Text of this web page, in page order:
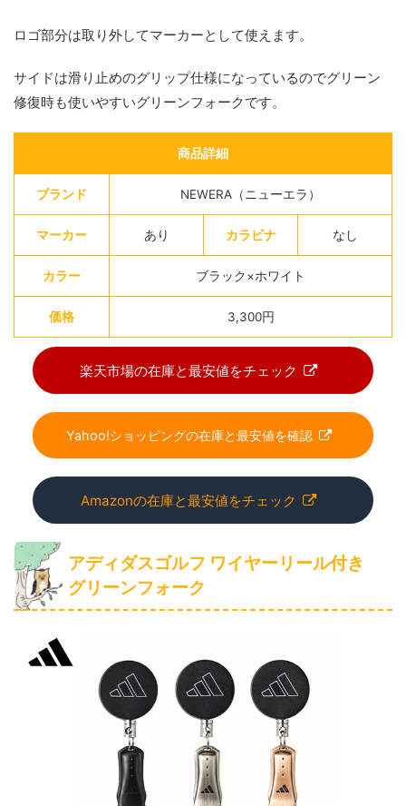
ロゴ部分は取り外してマーカーとして使えます。
サイドは滑り止めのグリップ仕様になっているのでグリーン
修復時も使いやすいグリーンフォークです。
商品詳細
ブランド NEWERA（ニューエラ）
マーカー あり カラビナ なし
カラー ブラック×ホワイト
価格 3,300円
楽天市場の在庫と最安値をチェック
Yahoo!ショッピングの在庫と最安値を確認
Amazonの在庫と最安値をチェック
アディダスゴルフ ワイヤーリール付き
グリーンフォーク